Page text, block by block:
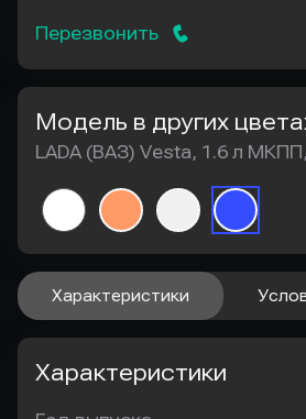
Перезвонить
Модель в других
LADA (ВАЗ) Vesta, 1.6 л
Характеристики
Характеристики